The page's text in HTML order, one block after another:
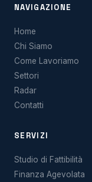
NAVIGAZIONE
Home
Chi Siamo
Come Lavoriamo
Settori
Radar
Contatti
SERVIZI
Studio di Fattibilità
Finanza Agevolata